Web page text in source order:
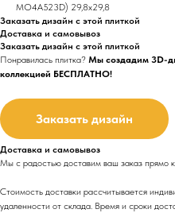
MO4A523D) 29,8х29,8
Заказать дизайн с этой плиткой
Доставка и самовывоз
Заказать дизайн с этой плиткой
Понравилась плитка? Мы создадим 3D-
коллекцией БЕСПЛАТНО!
Заказать дизайн
Доставка и самовывоз
Мы с радостью доставим ваш заказ прямо
Стоимость доставки рассчитывается
удаленности от склада. Время и сроки